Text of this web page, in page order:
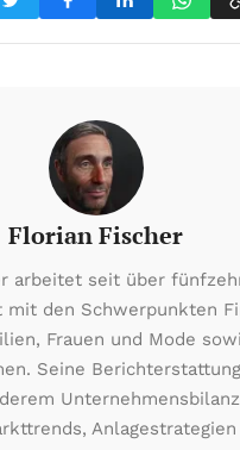
Florian Fischer
arbeitet seit über
mit den Schwerpunkten
Frauen und Mode
Seine
Anlagestrategien